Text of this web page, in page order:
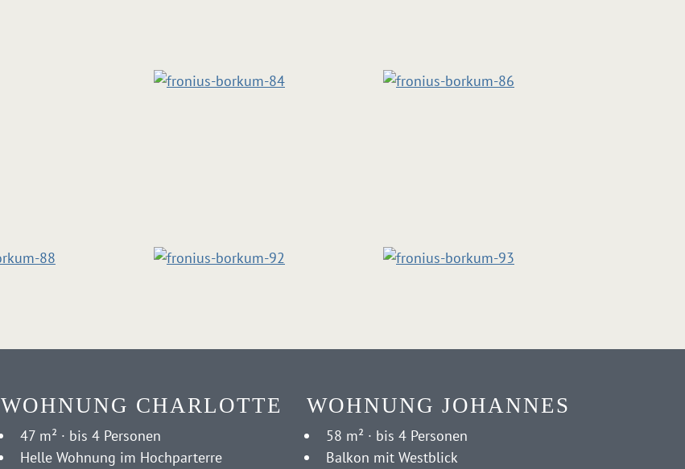
WOHNUNG CHARLOTTE
47 m² · bis 4 Personen
Helle Wohnung im Hochparterre
WOHNUNG JOHANNES
58 m² · bis 4 Personen
Balkon mit Westblick